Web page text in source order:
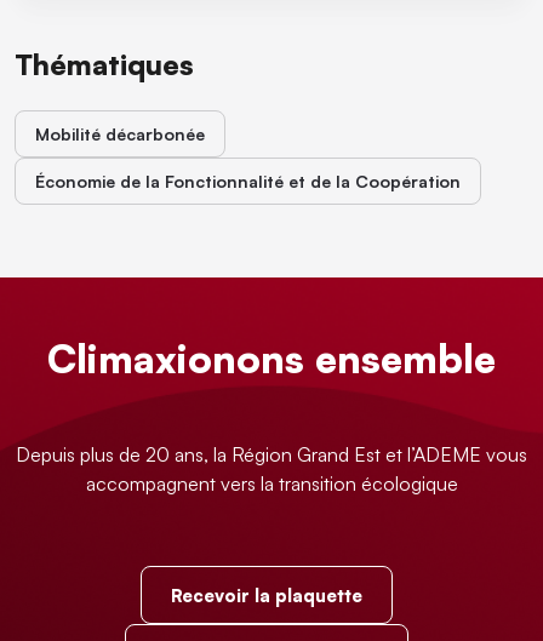
Thématiques
Mobilité décarbonée
Économie de la Fonctionnalité et de la Coopération
Climaxionons ensemble
Depuis plus de 20 ans, la Région Grand Est et l’ADEME vous
accompagnent vers la transition écologique
Recevoir la plaquette